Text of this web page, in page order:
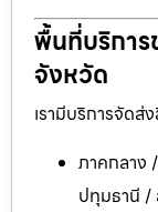
พื้นที่บริการ
จังหวัด
เรามีบริการจัดส่
ภาคกลาง
ปทุมธานี /